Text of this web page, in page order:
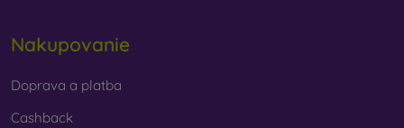
Nakupovanie
Doprava a platba
Cashback